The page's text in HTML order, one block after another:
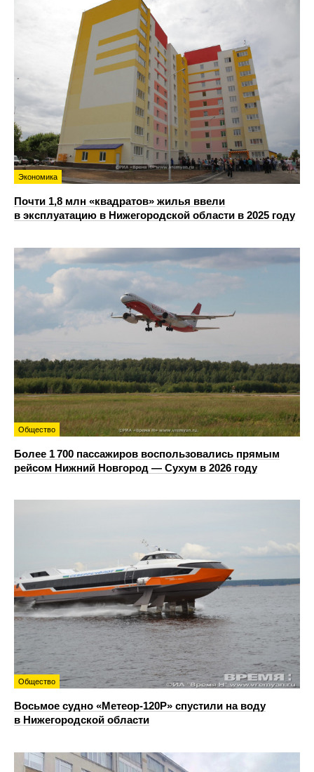
Экономика
Почти 1,8 млн «квадратов» жилья ввели
в эксплуатацию в Нижегородской области в 2025 году
Общество
Более 1 700 пассажиров воспользовались прямым
рейсом Нижний Новгород — Сухум в 2026 году
Общество
Восьмое судно «Метеор-120Р» спустили на воду
в Нижегородской области